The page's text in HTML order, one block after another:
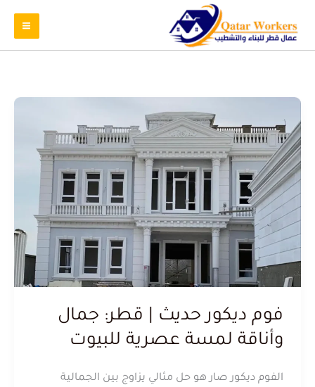
فوم ديكور حديث | قطر: جمال
وأناقة لمسة عصرية للبيوت
الفوم ديكور صار هو حل مثالي يزاوج بين الجمالية